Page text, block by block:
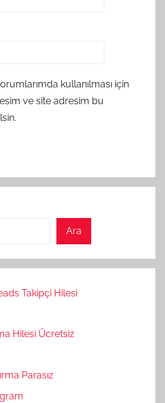
kullanılması için
ve site adresim bu
Ara
Takipçi Hilesi
Hilesi Ücretsiz
Parasız